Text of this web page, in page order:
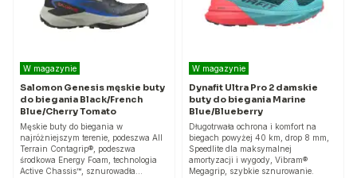
W magazynie
Salomon Genesis męskie buty
do biegania Black/French
Blue/Cherry Tomato
Męskie buty do biegania w
najróżniejszym terenie, podeszwa All
Terrain Contagrip®, podeszwa
środkowa Energy Foam, technologia
Active Chassis™, sznurowadła…
W magazynie
Dynafit Ultra Pro 2 damskie
buty do biegania Marine
Blue/Blueberry
Długotrwała ochrona i komfort na
biegach powyżej 40 km, drop 8 mm,
Speedlite dla maksymalnej
amortyzacji i wygody, Vibram®
Megagrip, szybkie sznurowanie.